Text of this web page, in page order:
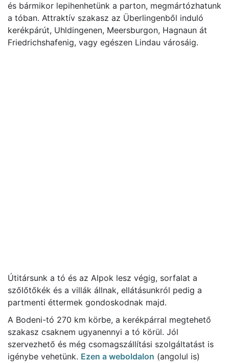
és bármikor lepihenhetünk a parton, megmártózhatunk
a tóban. Attraktív szakasz az Überlingenből induló
kerékpárút, Uhldingenen, Meersburgon, Hagnaun át
Friedrichshafenig, vagy egészen Lindau városáig.
Útitársunk a tó és az Alpok lesz végig, sorfalat a
szőlőtőkék és a villák állnak, ellátásunkról pedig a
partmenti éttermek gondoskodnak majd.
A Bodeni-tó 270 km körbe, a kerékpárral megtehető
szakasz csaknem ugyanennyi a tó körül. Jól
szervezhető és még csomagszállítási szolgáltatást is
igénybe vehetünk. Ezen a weboldalon (angolul is)